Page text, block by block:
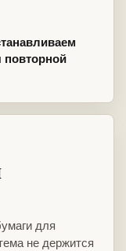
повторной
для
не держится